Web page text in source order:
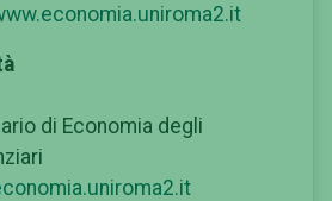
di Economia degli